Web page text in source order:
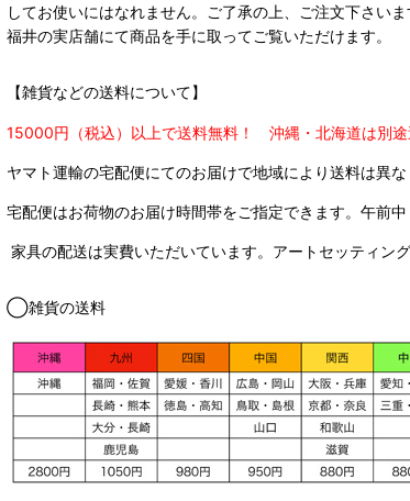
してお使いにはなれません。ご了承の上、ご注文下さいま
福井の実店舗にて商品を手に取ってご覧いただけます。
【雑貨などの送料について】
15000円（税込）以上で送料無料！ 沖縄・北海道は別途
ヤマト運輸の宅配便にてのお届けで地域により送料は異な
宅配便はお荷物のお届け時間帯をご指定できます。 午前
家具の配送は実費いただいています。アートセッティン
◯雑貨の送料